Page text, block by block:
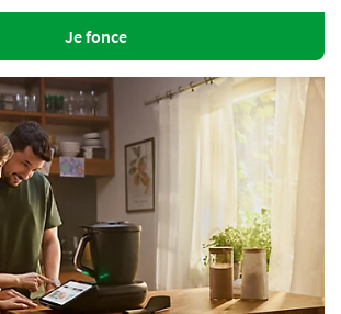
Je fonce